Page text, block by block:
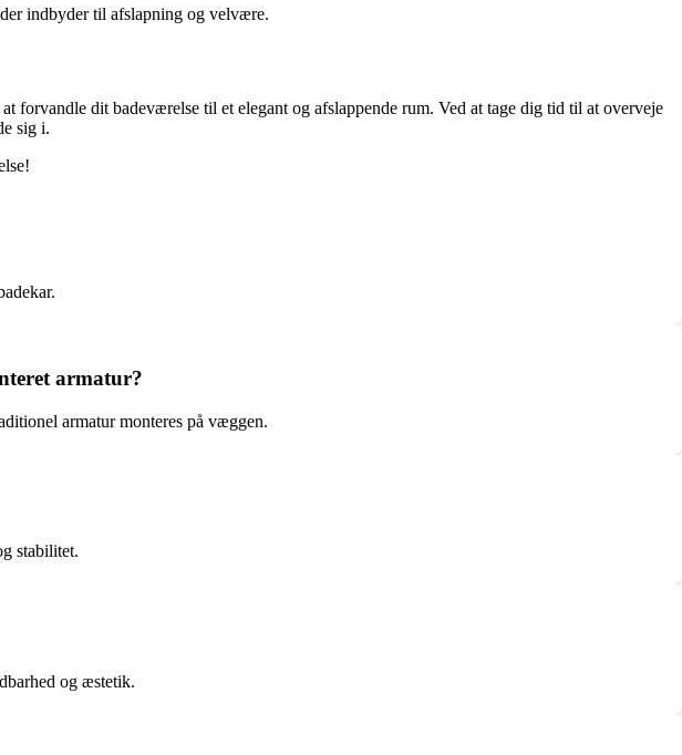
indbyder til afslapning og velvære.
dit badeværelse til et elegant og afslappende rum. Ved at tage dig tid til at overveje
sig i.
armatur?
armatur monteres på væggen.
stabilitet.
og æstetik.